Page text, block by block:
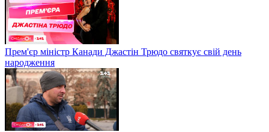
Прем'єр міністр Канади Джастін Трюдо святкує свій день
народження